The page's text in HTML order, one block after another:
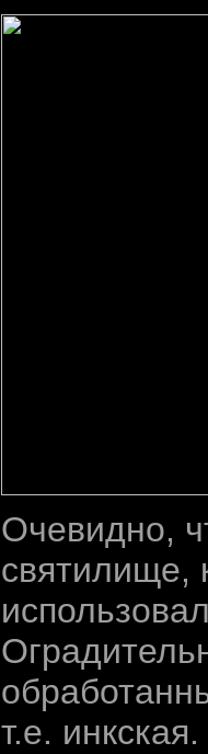
Очевидно,
святилище,
т.е. инкская.